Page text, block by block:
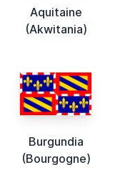
Aquitaine
(Akwitania)
Burgundia
(Bourgogne)